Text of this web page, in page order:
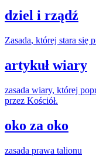
dziel i rządź
Zasada, której stara się
artykuł wiary
zasada wiary, której
przez Kościół.
oko za oko
zasada prawa talionu